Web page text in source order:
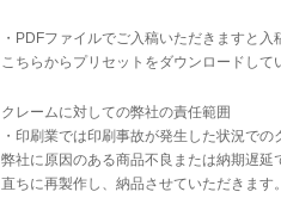
・PDFファイルでご入稿いただきますと
こちらからプリセットをダウンロードし
クレームに対しての弊社の責任範囲
・印刷業では印刷事故が発生した状況で
弊社に原因のある商品不良または納期遅
直ちに再製作し、納品させていただきま